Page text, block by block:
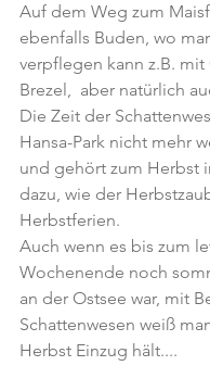
Auf dem Weg zum
ebenfalls Buden, wo
verpflegen kann z.B. mit
Brezel,  aber natürlich
Die Zeit der
Hansa-Park nicht mehr
und gehört zum Herbst
dazu, wie der
Herbstferien.
Auch wenn es bis zum
Wochenende noch
an der Ostsee war, mit
Schattenwesen weiß
Herbst Einzug hält....